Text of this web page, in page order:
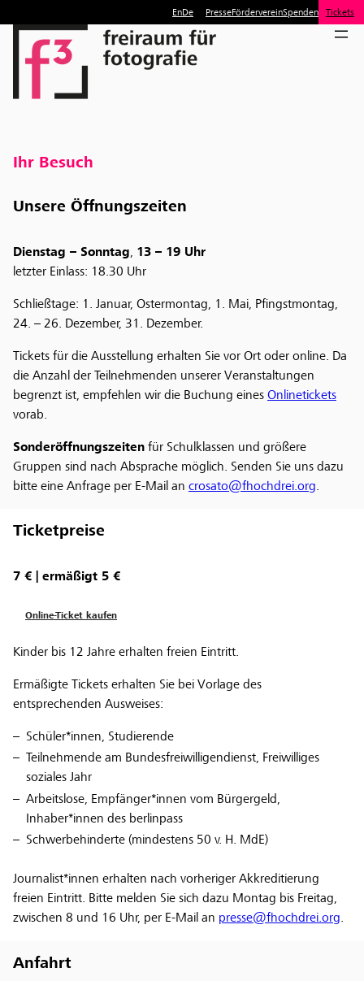
Inhalt
springen
EnDe PresseFördervereinSpenden Tickets
Ihr Besuch
Unsere Öffnungszeiten
Dienstag – Sonntag 13 – 19 Uhr
letzter Einlass: 18.30 Uhr
Schließtage: 1. Januar, Ostermontag, 1. Mai, Pfingstmontag,
24. – 26. Dezember, 31. Dezember.
Tickets für die Ausstellung erhalten Sie vor Ort oder online. Da
die Anzahl der Teilnehmenden unserer Veranstaltungen
begrenzt ist, empfehlen wir die Buchung eines Onlinetickets
vorab.
Sonderöffnungszeiten für Schulklassen und größere
Gruppen sind nach Absprache möglich. Senden Sie uns dazu
bitte eine Anfrage per E-Mail an crosato@fhochdrei.org
Ticketpreise
7 € | ermäßigt 5 €
Online-Ticket kaufen
Kinder bis 12 Jahre erhalten freien Eintritt.
Ermäßigte Tickets erhalten Sie bei Vorlage des
entsprechenden Ausweises:
Schüler*innen, Studierende
Teilnehmende am Bundesfreiwilligendienst, Freiwilliges
soziales Jahr
Arbeitslose, Empfänger*innen vom Bürgergeld,
Inhaber*innen des berlinpass
Schwerbehinderte (mindestens 50 v. H. MdE)
Journalist*innen erhalten nach vorheriger Akkreditierung
freien Eintritt. Bitte melden Sie sich dazu Montag bis Freitag,
zwischen 8 und 16 Uhr, per E-Mail an presse@fhochdrei.org.
Anfahrt